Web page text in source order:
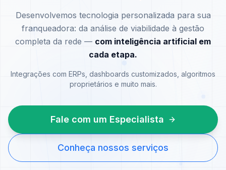
Desenvolvemos tecnologia personalizada para sua
franqueadora: da análise de viabilidade à gestão
completa da rede — com inteligência artificial em
cada etapa.
Integrações com ERPs, dashboards customizados, algoritmos
proprietários e muito mais.
Fale com um Especialista
Conheça nossos serviços